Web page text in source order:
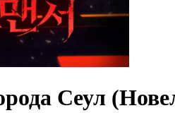
Сеул